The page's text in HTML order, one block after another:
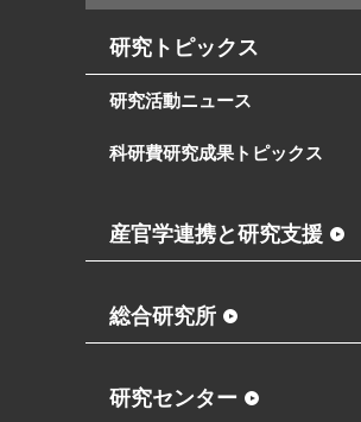
研究トピックス
研究活動ニュース
科研費研究成果トピックス
産官学連携と研究支援
総合研究所
研究センター